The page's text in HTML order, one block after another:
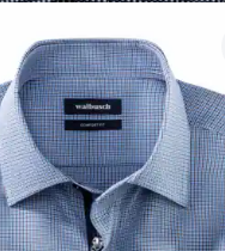
Fit.
Zip & Go
4,6 (14)